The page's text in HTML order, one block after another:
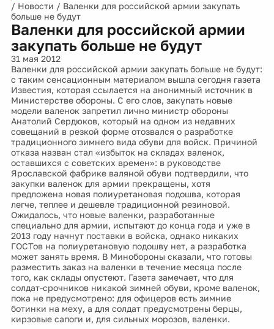
/ Новости / Валенки для российской армии закупать
больше не будут
Валенки для российской армии
закупать больше не будут
31 мая 2012
Валенки для российской армии закупать больше не будут:
с таким сенсационным материалом вышла сегодня газета
Известия, которая ссылается на анонимный источник в
Министерстве обороны. С его слов, закупать новые
модели валенок запретил лично министр обороны
Анатолий Сердюков, который на одном из недавних
совещаний в резкой форме отозвался о разработке
традиционного зимнего вида обуви для войск. Причиной
отказа назван стал «избыток на складах валенок,
оставшихся с советских времен»: в руководстве
Ярославской фабрике валяной обуви подтвердили, что
закупки валенок для армии прекращены, хотя
предложена новая полиуретановая подошва, которая
легче, теплее и дешевле традиционной резиновой.
Ожидалось, что новые валенки, разработанные
специально для армии, испытают до конца года и уже в
2013 году начнут поставки в войска, однако никаких
ГОСТов на полиуретановую подошву нет, а разработка
может занять время. В Минобороны сказали, что готовы
разместить заказ на валенки в течение месяца после
того, как склады опустеют. Газета замечает, что для
солдат-срочников никакой зимней обуви, кроме валенок,
пока не предусмотрено: для офицеров есть зимние
ботинки на меху, а для солдат предусмотрены берцы,
кирзовые сапоги и, для сильных морозов, валенки.